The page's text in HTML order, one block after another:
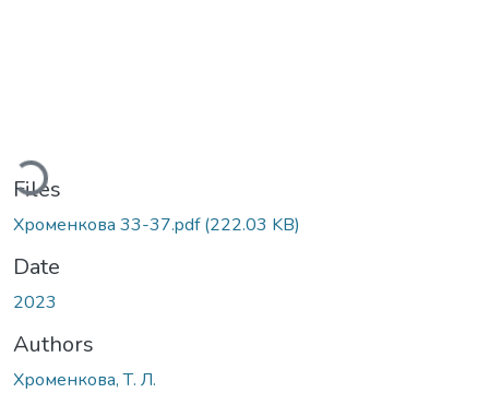
Files
Хроменкова 33-37.pdf(222.03 KB)
Date
2023
Authors
Хроменкова, Т. Л.